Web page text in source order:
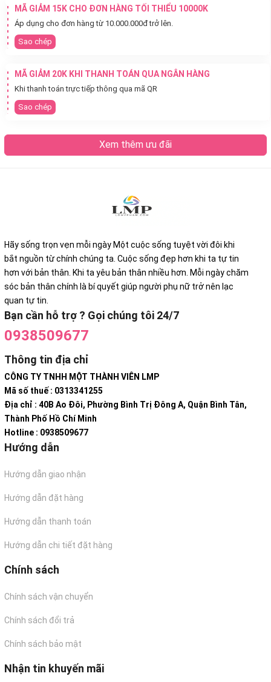
MÃ GIẢM 15K CHO ĐƠN HÀNG TỐI THIỂU 10000K
Áp dụng cho đơn hàng từ 10.000.000đ trở lên.
Sao chép
MÃ GIẢM 20K KHI THANH TOÁN QUA NGÂN HÀNG
Khi thanh toán trực tiếp thông qua mã QR
Sao chép
Xem thêm ưu đãi
Hãy sống trọn vẹn mỗi ngày Một cuộc sống tuyệt vời đôi khi
bắt nguồn từ chính chúng ta. Cuộc sống đẹp hơn khi ta tự tin
hơn với bản thân. Khi ta yêu bản thân nhiều hơn. Mỗi ngày chăm
sóc bản thân chính là bí quyết giúp người phụ nữ trở nên lạc
quan tự tin.
Bạn cần hỗ trợ ? Gọi chúng tôi 24/7
0938509677
Thông tin địa chỉ
CÔNG TY TNHH MỘT THÀNH VIÊN LMP
Mã số thuế : 0313341255
Địa chỉ : 40B Ao Đôi, Phường Bình Trị Đông A, Quận Bình Tân,
Thành Phố Hồ Chí Minh
Hotline : 0938509677
Hướng dẫn
Hướng dẫn giao nhận
Hướng dẫn đặt hàng
Hướng dẫn thanh toán
Hướng dẫn chi tiết đặt hàng
Chính sách
Chính sách vận chuyển
Chính sách đổi trả
Chính sách bảo mật
Nhận tin khuyến mãi